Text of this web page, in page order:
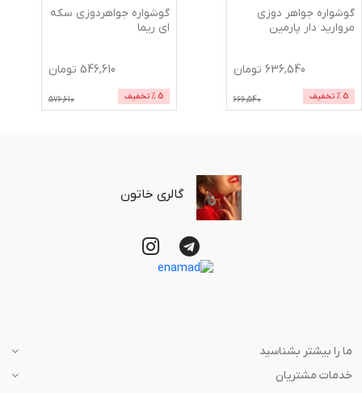
گوشواره جواهر دوزی
مروارید دار پارمین
636,540 تومان
5 % تخفیف 666,540
گوشواره جواهردوزی سکه
ای ریما
546,610 تومان
5 % تخفیف 576,610
گالری خاتون
ما را بیشتر بشناسید
خدمات مشتریان